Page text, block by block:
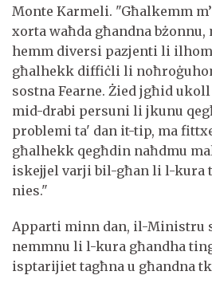
Monte Karmeli. "Għalkemm
xorta waħda għandna
hemm diversi pazjenti li
għalhekk diffiċli li
sostna Fearne. Żied jgħid
mid-drabi persuni li jkunu
problemi ta' dan it-tip, ma
għalhekk qegħdin naħdmu
iskejjel varji bil-għan li l-kura
nies."
Apparti minn dan, il-Ministru
nemmnu li l-kura għandha
isptarijiet tagħna u għandna